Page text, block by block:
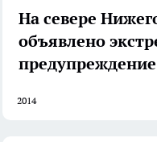
На севере
объявлено
предупреждение
2014